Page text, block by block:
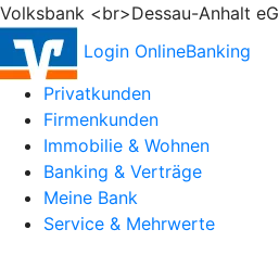
Volksbank <br>Dessau-Anhalt eG
Login OnlineBanking
Privatkunden
Firmenkunden
Immobilie & Wohnen
Banking & Verträge
Meine Bank
Service & Mehrwerte